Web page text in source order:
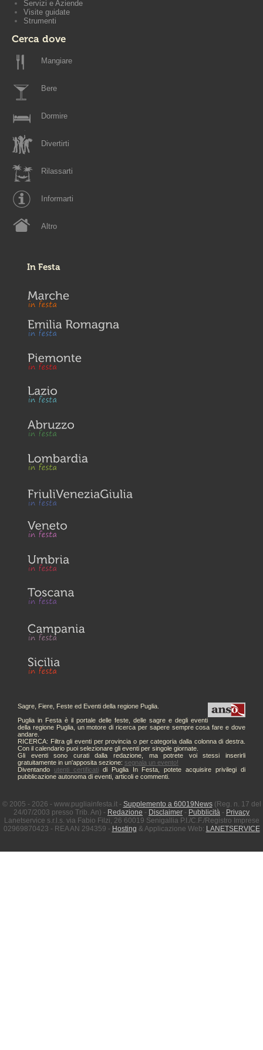
Servizi e Aziende
Visite guidate
Strumenti
Cerca dove
Mangiare
Bere
Dormire
Divertirti
Rilassarti
Informarti
Altro
In Festa
Sagre, Fiere, Feste ed Eventi della regione Puglia.
Puglia in Festa è il portale delle feste, delle sagre e degli eventi
della regione Puglia, un motore di ricerca per sapere sempre cosa fare e dove
andare.
RICERCA: Filtra gli eventi per provincia o per categoria dalla colonna di destra.
Con il calendario puoi selezionare gli eventi per singole giornate.
Gli eventi sono curati dalla redazione, ma potrete voi stessi inserirli
gratuitamente in un'apposita sezione: segnala un evento!
Diventando utenti certificatidi Puglia In Festa, potete acquisire privilegi di
pubblicazione autonoma di eventi, articoli e commenti.
© 2005 - 2026 - www.pugliainfesta.it - Supplemento a 60019News(Reg. n. 17 del
24/07/2003 presso Trib. An) - Redazione - Disclaimer - Pubblicità - Privacy
Lanetservice s.r.l.s. via Fabio Filzi, 26 60019 Senigallia P.I./C.F./Registro Imprese
02969870423 - REA AN 294359 - Hosting & Applicazione Web: LANETSERVICE